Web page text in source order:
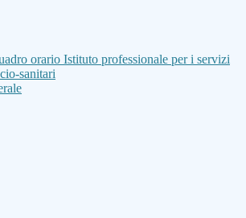
orario Istituto professionale per i servizi
sanitari